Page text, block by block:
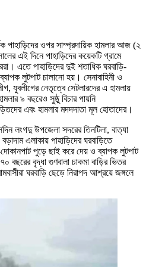
পাহাড়িদের ওপর সাম্প্রদায়িক হামলার আজ (২
এই দিনে পাহাড়িদের কয়েকটি গ্রামে
এতে পাহাড়িদের দুই শতাধিক ঘরবাড়ি-
লুটপাট চালানো হয়। সেনাবাহিনী ও
যুবলীগের নেতৃত্বে সেটলারদের এ হামলায়
৯ বছরেও সুষ্ঠু বিচার পায়নি
এবং হামলার মদদদাতা মূল হোতাদের।
লংগদু উপজেলা সদরের তিনটিলা, বাত্যা
এলাকায় পাহাড়িদের ঘরবাড়িতে
পুড়ে ছাই করে দেয় ও ব্যাপক লুটপাট
বছরের বৃদ্ধা গুণবালা চাকমা বাড়ির ভিতর
ঘরবাড়ি ছেড়ে নিরাপদ আশ্রয়ে জঙ্গলে